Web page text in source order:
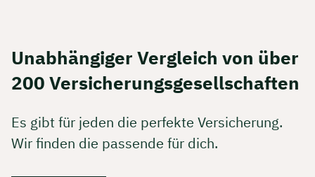
Unabhängiger Vergleich von über
200 Versicherungs­gesellschaften
Es gibt für jeden die perfekte Versicherung.
Wir finden die passende für dich.